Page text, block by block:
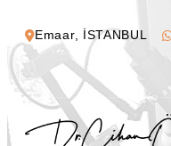
Emaar, İSTANBUL